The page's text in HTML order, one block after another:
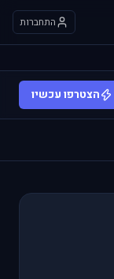
התחברות
הצטרפו עכשיו